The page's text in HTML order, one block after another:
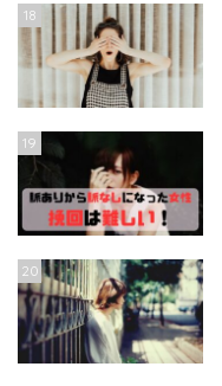
18
19
20